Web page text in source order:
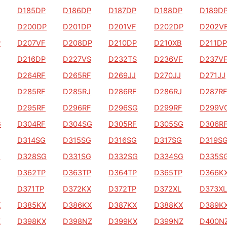
D185DP D186DP D187DP D188DP
D200DP
D201DP D201VF D202DP
D207VF D208DP D210DP D210XB
D211DP
D216DP
D227VS D232TS D236VF
D264RF
D265RF D269JJ D270JJ
D271JJ
D285RF
D285RJ D286RF D286RJ
D287RF
D295RF
D296RF D296SG D299RF
D304RF D304SG D305RF D305SG
D314SG
D315SG D316SG D317SG
D328SG D331SG D332SG D334SG
D362TP
D363TP D364TP D365TP
D371TP
D372KX D372TP D372XL
D373XL
D385KX D386KX D387KX D388KX
D398KX D398NZ D399KX D399NZ